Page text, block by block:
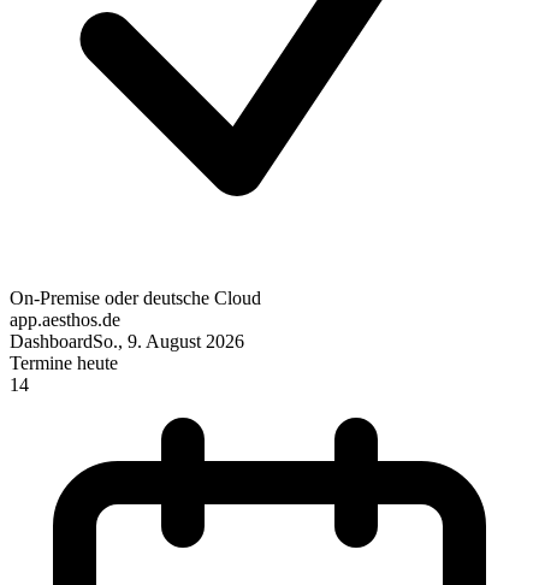
On-Premise oder deutsche Cloud
app.aesthos.de
DashboardSo., 9. August 2026
Termine heute
14